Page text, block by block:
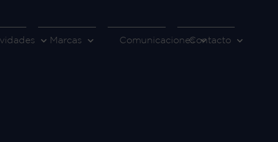
Marcas ComunicacionesContacto